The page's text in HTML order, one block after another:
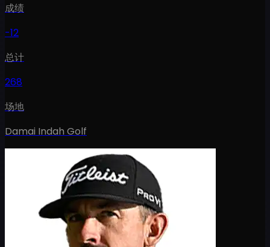
成绩
-12
总计
268
场地
Damai Indah Golf